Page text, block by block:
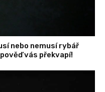
nebo nemusí rybář
vás překvapí!